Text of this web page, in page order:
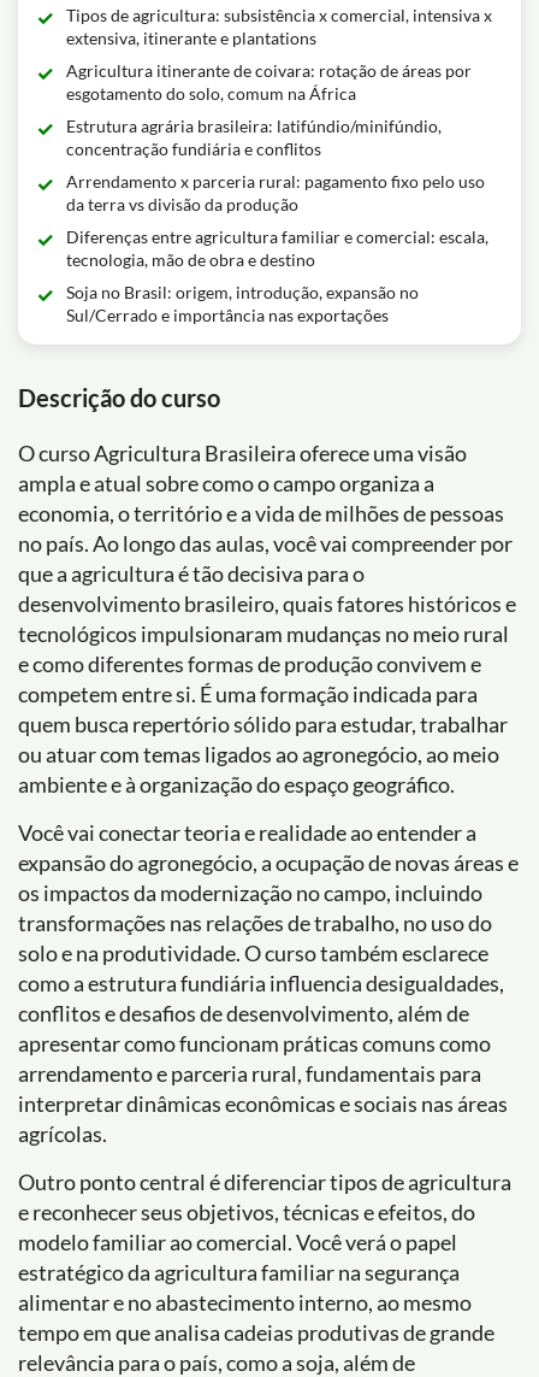
Tipos de agricultura: subsistência x comercial, intensiva x
extensiva, itinerante e plantations
Agricultura itinerante de coivara: rotação de áreas por
esgotamento do solo, comum na África
Estrutura agrária brasileira: latifúndio/minifúndio,
concentração fundiária e conflitos
Arrendamento x parceria rural: pagamento fixo pelo uso
da terra vs divisão da produção
Diferenças entre agricultura familiar e comercial: escala,
tecnologia, mão de obra e destino
Soja no Brasil: origem, introdução, expansão no
Sul/Cerrado e importância nas exportações
Descrição do curso
O curso Agricultura Brasileira oferece uma visão
ampla e atual sobre como o campo organiza a
economia, o território e a vida de milhões de pessoas
no país. Ao longo das aulas, você vai compreender por
que a agricultura é tão decisiva para o
desenvolvimento brasileiro, quais fatores históricos e
tecnológicos impulsionaram mudanças no meio rural
e como diferentes formas de produção convivem e
competem entre si. É uma formação indicada para
quem busca repertório sólido para estudar, trabalhar
ou atuar com temas ligados ao agronegócio, ao meio
ambiente e à organização do espaço geográfico.
Você vai conectar teoria e realidade ao entender a
expansão do agronegócio, a ocupação de novas áreas e
os impactos da modernização no campo, incluindo
transformações nas relações de trabalho, no uso do
solo e na produtividade. O curso também esclarece
como a estrutura fundiária influencia desigualdades,
conflitos e desafios de desenvolvimento, além de
apresentar como funcionam práticas comuns como
arrendamento e parceria rural, fundamentais para
interpretar dinâmicas econômicas e sociais nas áreas
agrícolas.
Outro ponto central é diferenciar tipos de agricultura
e reconhecer seus objetivos, técnicas e efeitos, do
modelo familiar ao comercial. Você verá o papel
estratégico da agricultura familiar na segurança
alimentar e no abastecimento interno, ao mesmo
tempo em que analisa cadeias produtivas de grande
relevância para o país, como a soja, além de